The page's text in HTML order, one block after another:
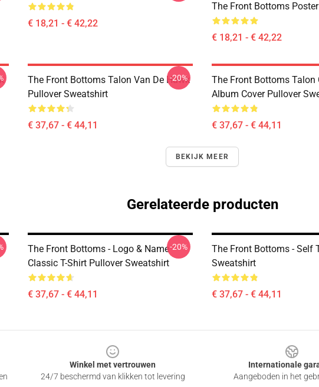
€ 18,21 - € 42,22
The Front Bottoms Poster
€ 18,21 - € 42,22
The Front Bottoms Talon Van De Hawk
Pullover Sweatshirt
€ 37,67 - € 44,11
-20%
The Front Bottoms Talon
Album Cover Pullover
€ 37,67 - € 44,11
BEKIJK MEER
Gerelateerde producten
The Front Bottoms - Logo & Name
Classic T-Shirt Pullover Sweatshirt
€ 37,67 - € 44,11
-20%
The Front Bottoms - Self
Sweatshirt
€ 37,67 - € 44,11
Winkel met vertrouwen
24/7 beschermd van klikken tot levering
Internationale
Aangeboden in het